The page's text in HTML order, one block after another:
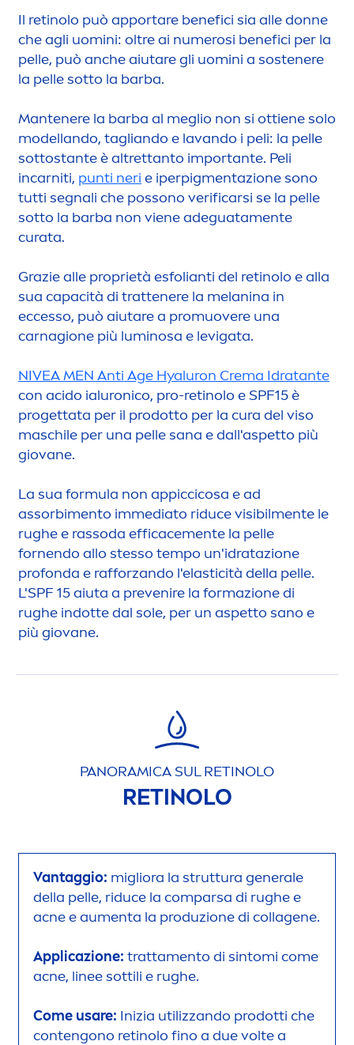
Il retinolo può apportare benefici sia alle donne
che agli uomini: oltre ai numerosi benefici per la
pelle, può anche aiutare gli uomini a sostenere
la pelle sotto la barba.
Mantenere la barba al meglio non si ottiene solo
modellando, tagliando e lavando i peli: la pelle
sottostante è altrettanto importante. Peli
incarniti, punti neri e iperpigmentazione sono
tutti segnali che possono verificarsi se la pelle
sotto la barba non viene adeguatamente
curata.
Grazie alle proprietà esfolianti del retinolo e alla
sua capacità di trattenere la melanina in
eccesso, può aiutare a promuovere una
carnagione più luminosa e levigata.
NIVEAMEN Anti Age Hyaluron Crema Idratante
con acido ialuronico, pro-retinolo e SPF15 è
progettata per il prodotto per la cura del viso
maschile per una pelle sana e dall'aspetto più
giovane.
La sua formula non appiccicosa e ad
assorbimento immediato riduce visibilmente le
rughe e rassoda efficacemente la pelle
fornendo allo stesso tempo un'idratazione
profonda e rafforzando l'elasticità della pelle.
L'SPF 15 aiuta a prevenire la formazione di
rughe indotte dal sole, per un aspetto sano e
più giovane.
PANORAMICA SUL RETINOLO
RETINOLO
Vantaggio: migliora la struttura generale
della pelle, riduce la comparsa di rughe e
acne e aumenta la produzione di collagene.
Applicazione: trattamento di sintomi come
acne, linee sottili e rughe.
Come usare: Inizia utilizzando prodotti che
contengono retinolo fino a due volte a